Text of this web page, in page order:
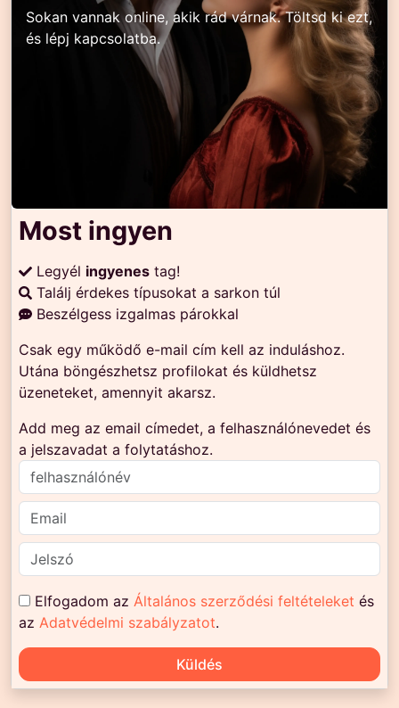
Sokan vannak online, akik rád várnak. Töltsd ki ezt,
és lépj kapcsolatba.
Most ingyen
Legyél ingyenes tag!
Találj érdekes típusokat a sarkon túl
Beszélgess izgalmas párokkal
Csak egy működő e-mail cím kell az induláshoz.
Utána böngészhetsz profilokat és küldhetsz
üzeneteket, amennyit akarsz.
Add meg az email címedet, a felhasználónevedet és
a jelszavadat a folytatáshoz.
Elfogadom az Általános szerződési feltételeket és
az Adatvédelmi szabályzatot.
Küldés